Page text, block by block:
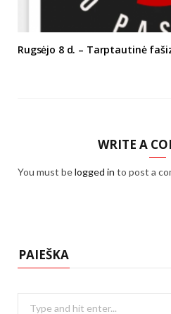
Rugsėjo 8 d. – Tarptautinė
WRITE A
You must belogged in to post a
PAIEŠKA